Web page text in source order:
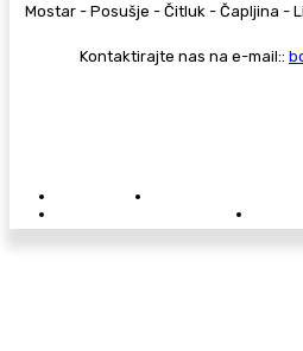
Mostar - Posušje - Čitluk - Čapljina -
Kontaktirajte nas na e-mail::